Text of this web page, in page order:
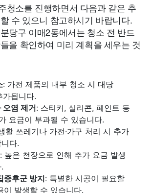
청소를 진행하면서 다음과 같은 추
수 있으니 참고하시기 바랍니다.
당구 이매2동에서는 청소 전 반드
을 확인하여 미리 계획을 세우는 것
: 가전 제품의 내부 청소 시 대당
됩니다.
오염 제거: 스티커, 실리콘, 페인트 등
요금이 부과될 수 있습니다.
활 쓰레기나 가전·가구 처리 시 추가
다.
: 높은 천장으로 인해 추가 요금 발생
증후군 방지: 특별한 시공이 필요할
이 발생할 수 있습니다.